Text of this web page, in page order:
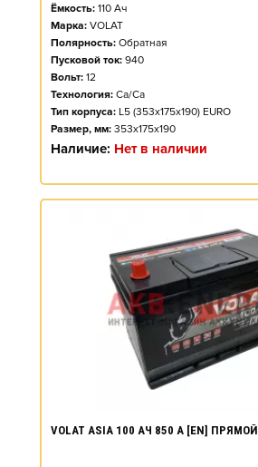
Ёмкость: 110 Ач
Марка: VOLAT
Полярность: Обратная
Пусковой ток: 940
Вольт: 12
Технология: Ca/Ca
Тип корпуса: L5 (353x175x190) EURO
Размер, мм: 353x175x190
Наличие: Нет в наличии
VOLAT ASIA 100 АЧ 850 А [EN] ПРЯМОЙ